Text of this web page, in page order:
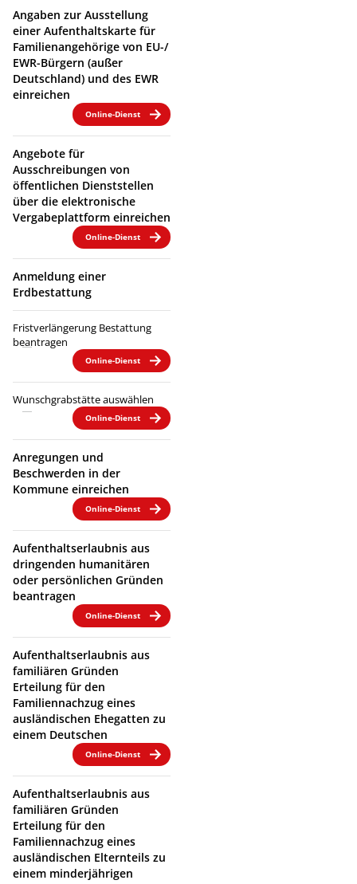
Angaben zur Ausstellung
einer Aufenthaltskarte für
Familienangehörige von EU-/
EWR-Bürgern (außer
Deutschland) und des EWR
einreichen
Online-Dienst
Angebote für
Ausschreibungen von
öffentlichen Dienststellen
über die elektronische
Vergabeplattform einreichen
Online-Dienst
Anmeldung einer
Erdbestattung
Fristverlängerung Bestattung
beantragen
Online-Dienst
Wunschgrabstätte auswählen
Online-Dienst
Anregungen und
Beschwerden in der
Kommune einreichen
Online-Dienst
Aufenthaltserlaubnis aus
dringenden humanitären
oder persönlichen Gründen
beantragen
Online-Dienst
Aufenthaltserlaubnis aus
familiären Gründen
Erteilung für den
Familiennachzug eines
ausländischen Ehegatten zu
einem Deutschen
Online-Dienst
Aufenthaltserlaubnis aus
familiären Gründen
Erteilung für den
Familiennachzug eines
ausländischen Elternteils zu
einem minderjährigen